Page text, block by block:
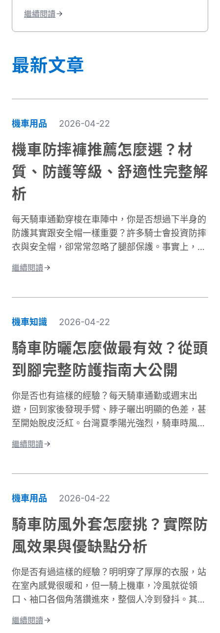
你！
繼續閱讀
最新文章
機車用品 2026-04-22
機車防摔褲推薦怎麼選？材
質、防護等級、舒適性完整解
析
每天騎車通勤穿梭在車陣中，你是否想過下半身的
防護其實跟安全帽一樣重要？許多騎士會投資防摔
衣與安全帽，卻常常忽略了腿部保護。事實上，大
據交通部統計，機車事故傷亡中，頭部仍是最高致
部位。專業的機車防摔褲內建護膝、採用耐磨材
質，能在摔車瞬間提供關鍵保護。這與一般牛仔褲
或休閒褲有著根本性的差異。在台灣這個機車密度
極高的環境中，道路狀況複雜、天氣多變。突然下
雨導致路面濕滑、緊急煞車、車流密集，都讓騎士
型，更是守護生命的投資。本文將深入解析機車防
摔褲的防護原理、材質差異、CE認證標準，以及
如何根據通勤或長途需求進行防摔褲選購。讓你找
到兼顧安全、舒適與預算的理想選擇。
繼續閱讀
機車知識 2026-04-22
騎車防曬怎麼做最有效？從頭
到腳完整防護指南大公開
你是否也有這樣的經驗？每天騎車通勤或週末出
遊，回到家後發現手臂、脖子曬出明顯的色差，甚
至開始脫皮泛紅。台灣夏季陽光強烈，騎車時風吹
少。許多人以為騎車防曬只是愛美的選擇，其實這
下來容易造成曬傷、曬黑，甚至加速肌膚老化。別
擔心，做好紫外線防護並不複雜！本文將帶你了解
台灣氣候下的曝曬風險，並分享從頭部到腳部的完
整防曬裝備選擇。只要掌握正確方法，你也能在享
受騎車樂趣的同時，有效保護肌膚，遠離曬傷困
繼續閱讀
機車用品 2026-04-22
騎車防風外套怎麼挑？實際防
風效果與優缺點分析
你是否有過這樣的經驗？明明穿了厚厚的衣服，站
在室內感覺很暖和，但一騎上機車，冷風就從領
口、袖口各個角落鑽進來，整個人冷到發抖。其實
護。台灣氣候的冬季雖然氣溫很少跌破0度，但
繼續閱讀